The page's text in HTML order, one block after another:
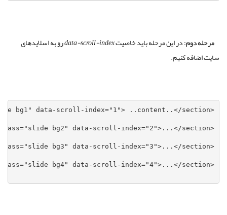
مرحله دوم:در این مرحله باید خاصیتdata-scroll-indexرو به اسلایدهای
سایت اضافه کنیم.